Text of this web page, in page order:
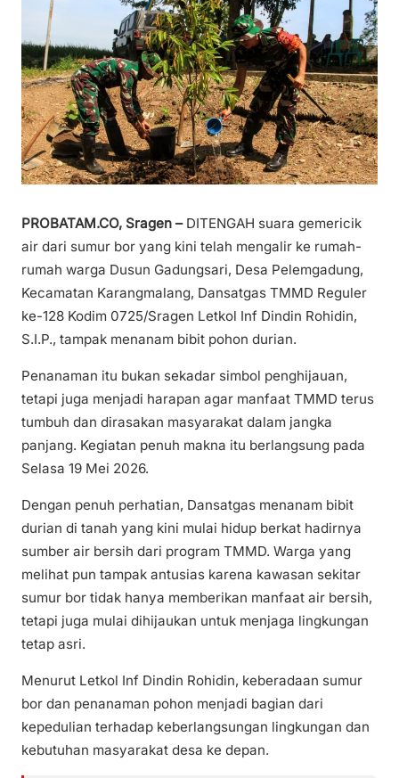
PROBATAM.CO, Sragen – DITENGAH suara gemericik
air dari sumur bor yang kini telah mengalir ke rumah-
rumah warga Dusun Gadungsari, Desa Pelemgadung,
Kecamatan Karangmalang, Dansatgas TMMD Reguler
ke-128 Kodim 0725/Sragen Letkol Inf Dindin Rohidin,
S.I.P., tampak menanam bibit pohon durian.
Penanaman itu bukan sekadar simbol penghijauan,
tetapi juga menjadi harapan agar manfaat TMMD terus
tumbuh dan dirasakan masyarakat dalam jangka
panjang. Kegiatan penuh makna itu berlangsung pada
Selasa 19 Mei 2026.
Dengan penuh perhatian, Dansatgas menanam bibit
durian di tanah yang kini mulai hidup berkat hadirnya
sumber air bersih dari program TMMD. Warga yang
melihat pun tampak antusias karena kawasan sekitar
sumur bor tidak hanya memberikan manfaat air bersih,
tetapi juga mulai dihijaukan untuk menjaga lingkungan
tetap asri.
Menurut Letkol Inf Dindin Rohidin, keberadaan sumur
bor dan penanaman pohon menjadi bagian dari
kepedulian terhadap keberlangsungan lingkungan dan
kebutuhan masyarakat desa ke depan.